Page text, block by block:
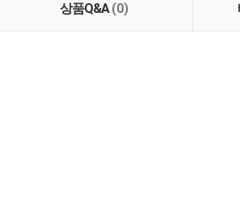
상품Q&A(0)